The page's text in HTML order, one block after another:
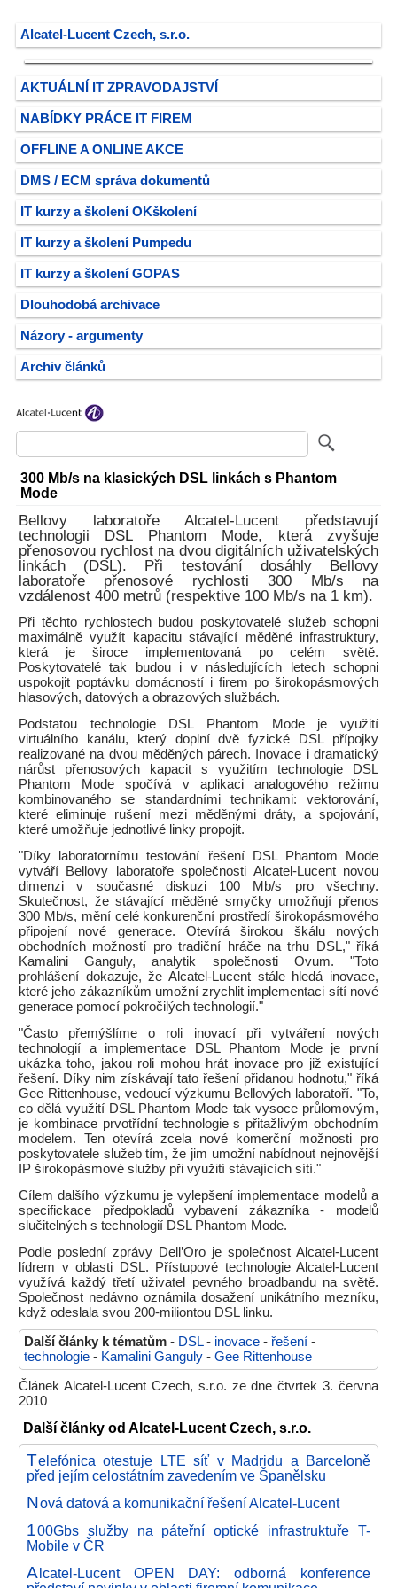
Alcatel-Lucent Czech, s.r.o.
AKTUÁLNÍ IT ZPRAVODAJSTVÍ
NABÍDKY PRÁCE IT FIREM
OFFLINE A ONLINE AKCE
DMS / ECM správa dokumentů
IT kurzy a školení OKškolení
IT kurzy a školení Pumpedu
IT kurzy a školení GOPAS
Dlouhodobá archivace
Názory - argumenty
Archiv článků
300 Mb/s na klasických DSL linkách s Phantom
Mode
Bellovy laboratoře Alcatel-Lucent představují
technologii DSL Phantom Mode, která zvyšuje
přenosovou rychlost na dvou digitálních uživatelských
linkách (DSL). Při testování dosáhly Bellovy
laboratoře přenosové rychlosti 300 Mb/s na
vzdálenost 400 metrů (respektive 100 Mb/s na 1 km).
Při těchto rychlostech budou poskytovatelé služeb schopni
maximálně využít kapacitu stávající měděné infrastruktury,
která je široce implementovaná po celém světě.
Poskytovatelé tak budou i v následujících letech schopni
uspokojit poptávku domácností i firem po širokopásmových
hlasových, datových a obrazových službách.
Podstatou technologie DSL Phantom Mode je využití
virtuálního kanálu, který doplní dvě fyzické DSL přípojky
realizované na dvou měděných párech. Inovace i dramatický
nárůst přenosových kapacit s využitím technologie DSL
Phantom Mode spočívá v aplikaci analogového režimu
kombinovaného se standardními technikami: vektorování,
které eliminuje rušení mezi měděnými dráty, a spojování,
které umožňuje jednotlivé linky propojit.
"Díky laboratornímu testování řešení DSL Phantom Mode
vytváří Bellovy laboratoře společnosti Alcatel-Lucent novou
dimenzi v současné diskuzi 100 Mb/s pro všechny.
Skutečnost, že stávající měděné smyčky umožňují přenos
300 Mb/s, mění celé konkurenční prostředí širokopásmového
připojení nové generace. Otevírá širokou škálu nových
obchodních možností pro tradiční hráče na trhu DSL," říká
Kamalini Ganguly, analytik společnosti Ovum. "Toto
prohlášení dokazuje, že Alcatel-Lucent stále hledá inovace,
které jeho zákazníkům umožní zrychlit implementaci sítí nové
generace pomocí pokročilých technologií."
"Často přemýšlíme o roli inovací při vytváření nových
technologií a implementace DSL Phantom Mode je první
ukázka toho, jakou roli mohou hrát inovace pro již existující
řešení. Díky nim získávají tato řešení přidanou hodnotu," říká
Gee Rittenhouse, vedoucí výzkumu Bellových laboratoří. "To,
co dělá využití DSL Phantom Mode tak vysoce průlomovým,
je kombinace prvotřídní technologie s přitažlivým obchodním
modelem. Ten otevírá zcela nové komerční možnosti pro
poskytovatele služeb tím, že jim umožní nabídnout nejnovější
IP širokopásmové služby při využití stávajících sítí."
Cílem dalšího výzkumu je vylepšení implementace modelů a
specifickace předpokladů vybavení zákazníka - modelů
slučitelných s technologií DSL Phantom Mode.
Podle poslední zprávy Dell’Oro je společnost Alcatel-Lucent
lídrem v oblasti DSL. Přístupové technologie Alcatel-Lucent
využívá každý třetí uživatel pevného broadbandu na světě.
Společnost nedávno oznámila dosažení unikátního mezníku,
když odeslala svou 200-miliontou DSL linku.
Další články k tématům - DSL- inovace - řešení -
technologie - Kamalini Ganguly - Gee Rittenhouse
Článek Alcatel-Lucent Czech, s.r.o. ze dne čtvrtek 3. června
2010
Další články od Alcatel-Lucent Czech, s.r.o.
Telefónica otestuje LTE síť v Madridu a Barceloně
před jejím celostátním zavedením ve Španělsku
Nová datová a komunikační řešení Alcatel-Lucent
100Gbs služby na páteřní optické infrastruktuře T-
Mobile v ČR
Alcatel-Lucent OPEN DAY: odborná konference